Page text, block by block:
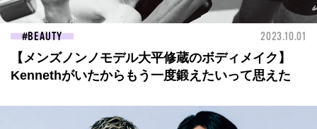
BEAUTY 2023.10.01
【メンズノンノモデル大平修蔵のボディメイク】
Kennethがいたからもう一度鍛えたいって思えた